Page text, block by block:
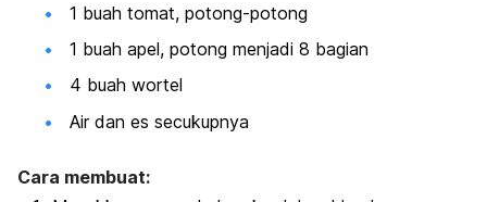
1 buah tomat, potong-potong
1 buah apel, potong menjadi 8 bagian
4 buah wortel
Air dan es secukupnya
Cara membuat: